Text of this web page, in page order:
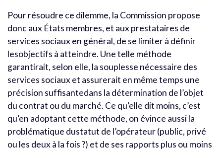
Pour résoudre ce dilemme, la Commission propose
donc aux États membres, et aux prestataires de
services sociaux en général, de se limiter à définir
lesobjectifs à atteindre. Une telle méthode
garantirait, selon elle, la souplesse nécessaire des
services sociaux et assurerait en même temps une
précision suffisantedans la détermination de l’objet
du contrat ou du marché. Ce qu’elle dit moins, c’est
qu’en adoptant cette méthode, on évince aussi la
problématique dustatut de l’opérateur (public, privé
ou les deux à la fois ?) et de ses rapports plus ou moins